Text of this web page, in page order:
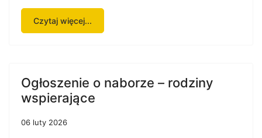
Czytaj więcej...
Ogłoszenie o naborze – rodziny
wspierające
06 luty 2026